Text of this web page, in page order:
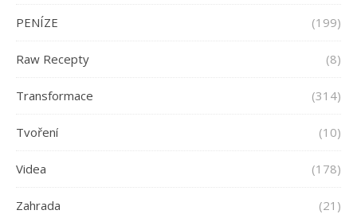
PENÍZE (199)
Raw Recepty (8)
Transformace (314)
Tvoření (10)
Videa (178)
Zahrada (21)